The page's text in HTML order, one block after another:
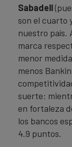
Sabadell
son el cuarto
nuestro país.
marca
menor
menos
suerte:
en fortaleza
los bancos
4.9 puntos.